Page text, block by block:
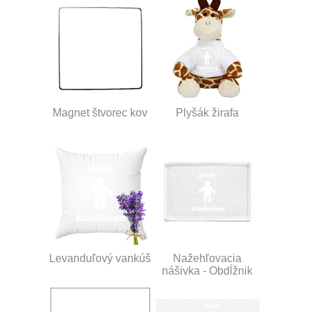
Magnet štvorec kov Plyšák žirafa
Levanduľový vankúš
Nažehľovacia
nášivka - Obdĺžnik